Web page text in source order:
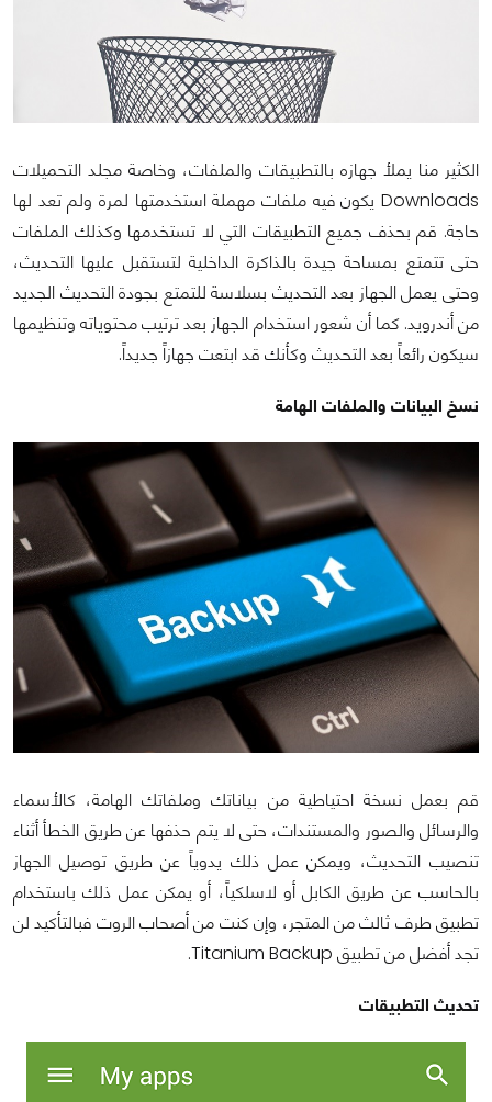
الكثير منا يملأ جهازه بالتطبيقات والملفات، وخاصة مجلد التحميلات
Downloads يكون فيه ملفات مهملة استخدمتها لمرة ولم تعد لها
حاجة. قم بحذف جميع التطبيقات التي لا تستخدمها وكذلك الملفات
حتى تتمتع بمساحة جيدة بالذاكرة الداخلية لتستقبل عليها التحديث،
وحتى يعمل الجهاز بعد التحديث بسلاسة للتمتع بجودة التحديث الجديد
من أندرويد. كما أن شعور استخدام الجهاز بعد ترتيب محتوياته وتنظيمها
سيكون رائعاً بعد التحديث وكأنك قد ابتعت جهازاً جديداً.
نسخ البيانات والملفات الهامة
قم بعمل نسخة احتياطية من بياناتك وملفاتك الهامة، كالأسماء
والرسائل والصور والمستندات، حتى لا يتم حذفها عن طريق الخطأ أثناء
تنصيب التحديث، ويمكن عمل ذلك يدوياً عن طريق توصيل الجهاز
بالحاسب عن طريق الكابل أو لاسلكياً، أو يمكن عمل ذلك باستخدام
تطبيق طرف ثالث من المتجر، وإن كنت من أصحاب الروت فبالتأكيد لن
تجد أفضل من تطبيق Titanium Backup.
تحديث التطبيقات